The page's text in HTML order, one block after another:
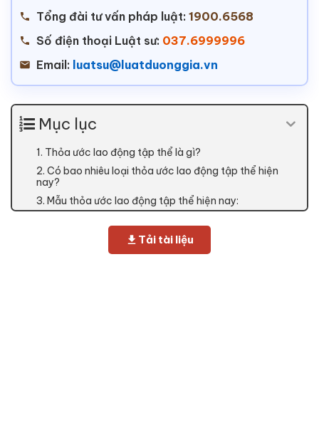
Tổng đài tư vấn pháp luật: 1900.6568
Số điện thoại Luật sư: 037.6999996
Email: luatsu@luatduonggia.vn
Mục lục
1. Thỏa ước lao động tập thể là gì?
2. Có bao nhiêu loại thỏa ước lao động tập thể hiện
nay?
3. Mẫu thỏa ước lao động tập thể hiện nay:
Tải tài liệu